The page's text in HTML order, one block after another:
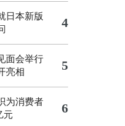
日本新版
4
面会举行
亮相
5
为消费者
元
6